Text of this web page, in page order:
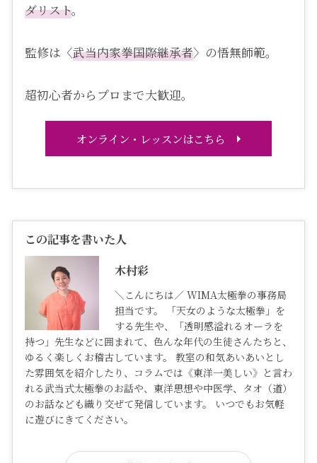
ダリスト。
監修は〈武当内家拳国際継承者〉の悟無師範。
超初心者からプロまで大歓迎。
オンライン・レッスンはこちら
この記事を書いた人
木村彩
＼こんにちは／ WIMA太極拳の事務局
担当です。 「天女のような太極拳」を
する先生や、「透明感溢れるオーラを
持つ」先生などに囲まれて、色んな年代の生徒さんたちと、
ゆるく楽しくお稽古しています。 教室の和気あいあいとし
た雰囲気を紹介したり、コラムでは《東洋一美しい》と言わ
れる武当式太極拳のお話や、東洋思想や中医学、タオ（道）
のお話なども織り交ぜて発信しています。 いつでもお気軽
に遊びにきてください。